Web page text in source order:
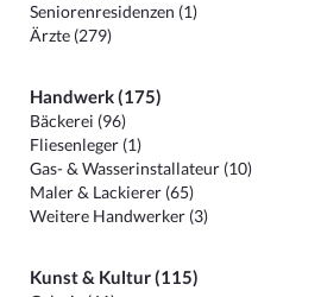
Seniorenresidenzen (1)
Ärzte (279)
Handwerk (175)
Bäckerei (96)
Fliesenleger (1)
Gas- & Wasserinstallateur (10)
Maler & Lackierer (65)
Weitere Handwerker (3)
Kunst & Kultur (115)